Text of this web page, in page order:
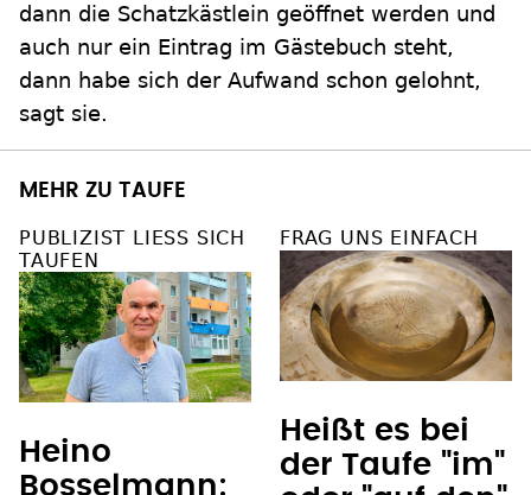
dann die Schatzkästlein geöffnet werden und
auch nur ein Eintrag im Gästebuch steht,
dann habe sich der Aufwand schon gelohnt,
sagt sie.
MEHR ZU TAUFE
PUBLIZIST LIESS SICH T
AUFEN
Heino
Bosselmann:
FRAG UNS EINFACH
Heißt es bei
der Taufe "im"